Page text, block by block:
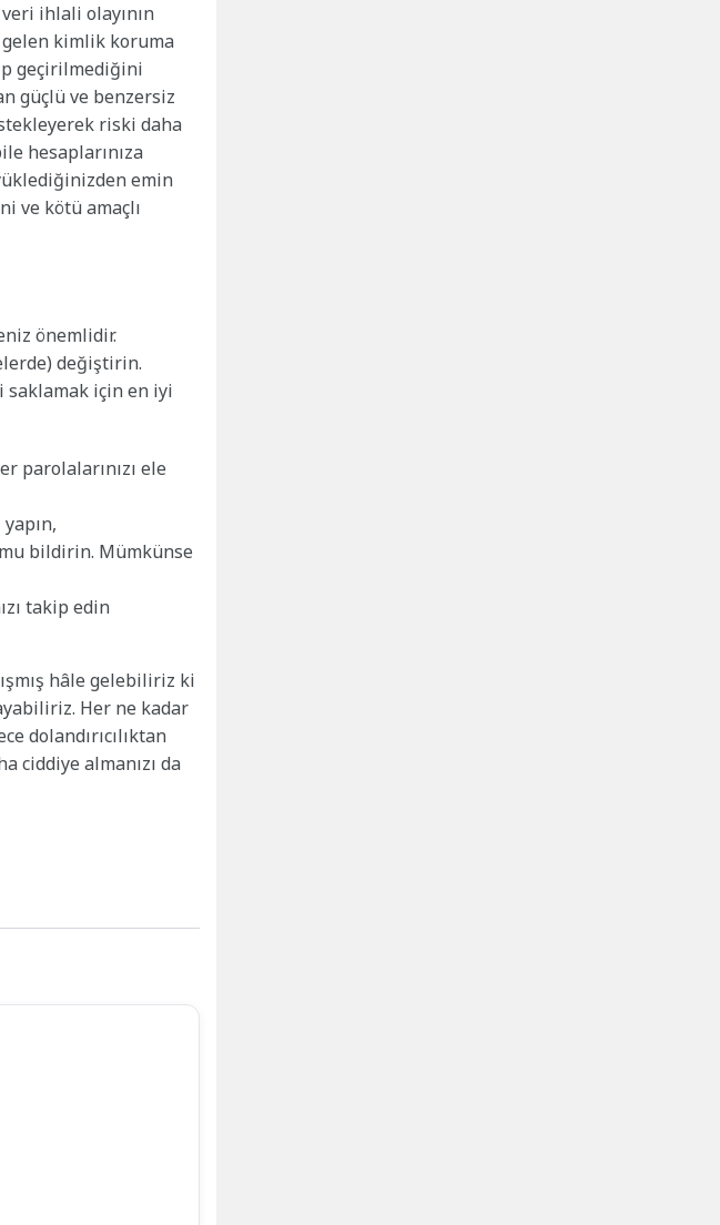
ihlali olayının
gelen kimlik koruma
geçirilmediğini
güçlü ve benzersiz
riski daha
hesaplarınıza
emin
ve kötü amaçlı
önemlidir.
değiştirin.
saklamak için en iyi
parolalarınızı ele
bildirin. Mümkünse
takip edin
hâle gelebiliriz ki
Her ne kadar
dolandırıcılıktan
ciddiye almanızı da